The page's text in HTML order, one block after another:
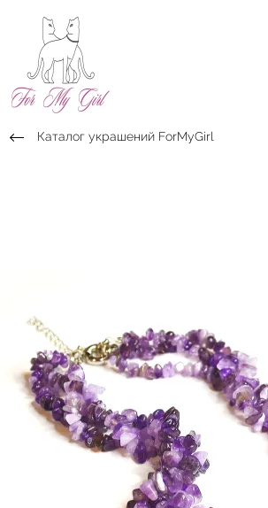
Каталог украшений ForMyGirl